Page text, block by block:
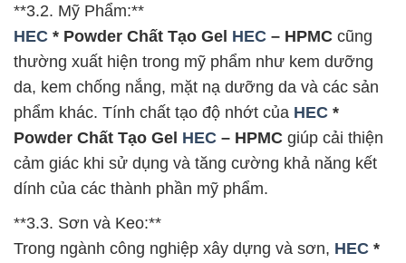
**3.2. Mỹ Phẩm:**
HEC * Powder Chất Tạo Gel HEC – HPMC cũng
thường xuất hiện trong mỹ phẩm như kem dưỡng
da, kem chống nắng, mặt nạ dưỡng da và các sản
phẩm khác. Tính chất tạo độ nhớt của HEC *
Powder Chất Tạo Gel HEC – HPMC giúp cải thiện
cảm giác khi sử dụng và tăng cường khả năng kết
dính của các thành phần mỹ phẩm.
**3.3. Sơn và Keo:**
Trong ngành công nghiệp xây dựng và sơn, HEC *